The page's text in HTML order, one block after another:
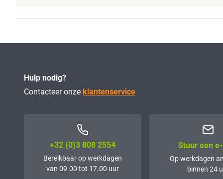
Hulp nodig?
Contacteer onze klantenservice
+32 (0)3 808 2554
Bereikbaar op werkdagen
van 09.00 tot 17.00 uur
Stuur een
Op werkdagen
binnen 24